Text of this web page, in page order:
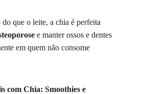
que o leite, a chia é perfeita
e manter ossos e dentes
em quem não consome
com Chia: Smoothies e